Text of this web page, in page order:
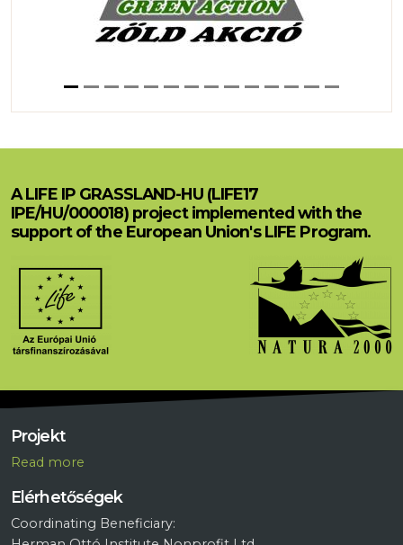
A LIFE IP GRASSLAND-HU (LIFE17
IPE/HU/000018) project implemented with the
support of the European Union's LIFE Program.
Projekt
Read more
Elérhetőségek
Coordinating Beneficiary: